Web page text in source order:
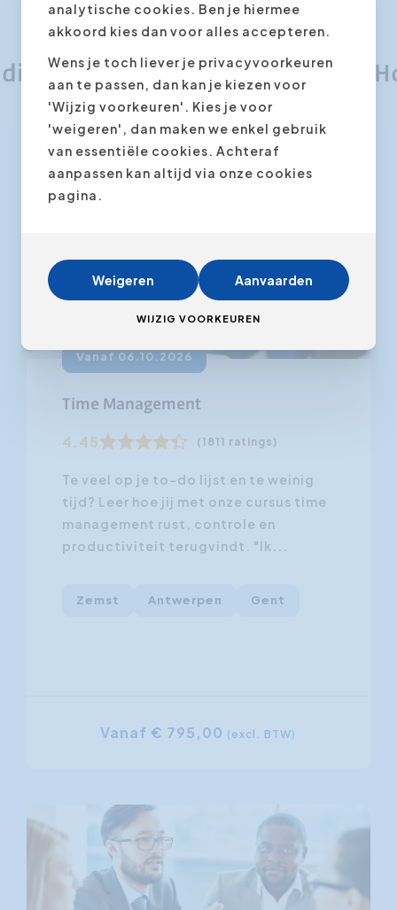
gegeven door Franky Van
Vanaf 06.10.2026
Time Management
4.45 (1811 ratings)
Te veel op je to-do lijst en te weinig
tijd? Leer hoe jij met onze cursus time
management rust, controle en
productiviteit terugvindt. "Ik...
Zemst Antwerpen Gent
Vanaf € 795,00 (excl. BTW)
analytische cookies. Ben je hiermee
akkoord kies dan voor alles accepteren.
Wens je toch liever je privacyvoorkeuren
aan te passen, dan kan je kiezen voor
'Wijzig voorkeuren'. Kies je voor
'weigeren', dan maken we enkel gebruik
van essentiële cookies. Achteraf
aanpassen kan altijd via onze cookies
pagina.
Weigeren Aanvaarden
WIJZIG VOORKEUREN